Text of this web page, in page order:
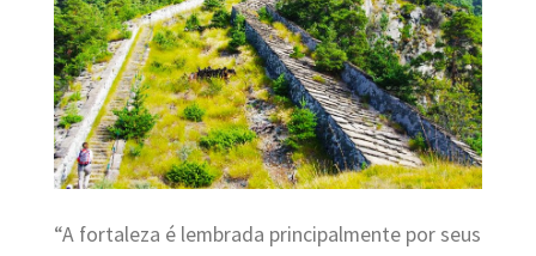
“A fortaleza é lembrada principalmente por seus